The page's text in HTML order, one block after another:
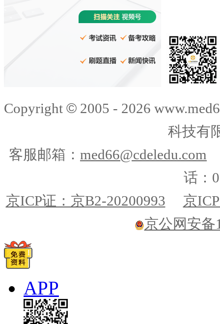
Copyright © 2005 - 2026
科技有
客服邮箱： med66@cdeledu.com
话：
京ICP证：京B2-20200993
京
京公网安备
APP